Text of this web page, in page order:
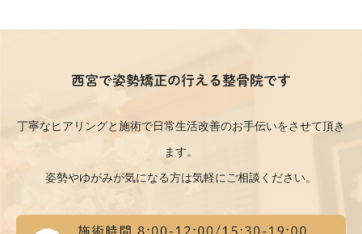
西宮で姿勢矯正の行える整骨院です
丁寧なヒアリングと施術で日常生活改善のお手伝いをさせて頂き
ます。
姿勢やゆがみが気になる方は気軽にご相談ください。